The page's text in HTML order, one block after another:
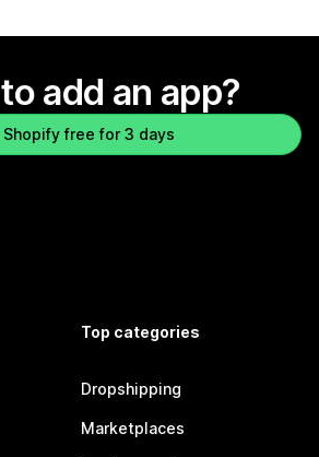
add an app?
Shopify free for 3 days
Top categories
Dropshipping
Marketplaces